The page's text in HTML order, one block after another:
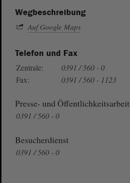
Wegbeschreibung
Auf Google Maps
Telefon und Fax
Zentrale:
0391 / 560 - 0
Fax:
0391 / 560 - 1123
Presse- und Öffentlichkeitsarbeit
0391 / 560 - 0
Besucherdienst
0391 / 560 - 0